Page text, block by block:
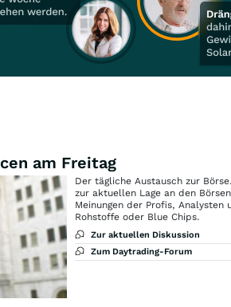
am Freitag
Der tägliche Austausch zur
zur aktuellen Lage an den
Meinungen der Profis, Analysten
Rohstoffe oder Blue Chips.
Zur aktuellen Diskussion
Zum Daytrading-Forum